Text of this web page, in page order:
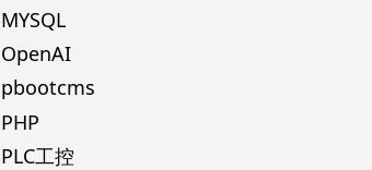
MYSQL
OpenAI
pbootcms
PHP
PLC工控